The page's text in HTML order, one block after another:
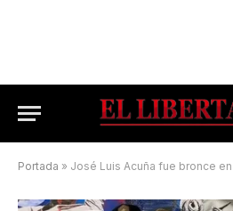
Portada » José Luis Acuña fue bronce